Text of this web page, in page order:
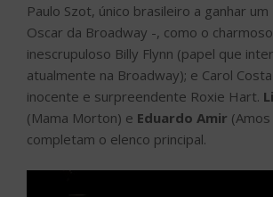
Paulo Szot, único brasileiro a ganhar
Oscar da Broadway -, como o
inescrupuloso Billy Flynn (papel que
atualmente na Broadway); e Carol
inocente e surpreendente Roxie Hart.
(Mama Morton) e Eduardo Amir
completam o elenco principal.